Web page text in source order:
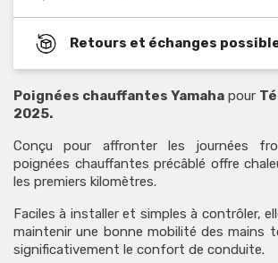
Retours et échanges
Poignées chauffantes Yamaha pour
2025.
Conçu pour affronter les journées
poignées chauffantes précâblé offre
les premiers kilomètres.
Faciles à installer et simples à contrôler,
maintenir une bonne mobilité des mains
significativement le confort de conduite.